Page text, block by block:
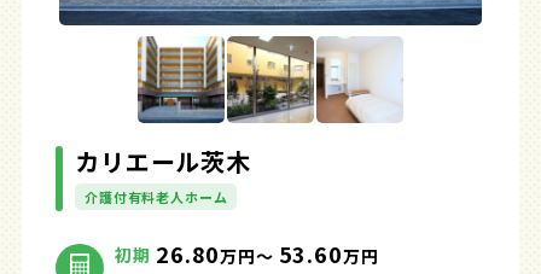
カリエール茨木
介護付有料老人ホーム
初期 26.80万円～ 53.60万円